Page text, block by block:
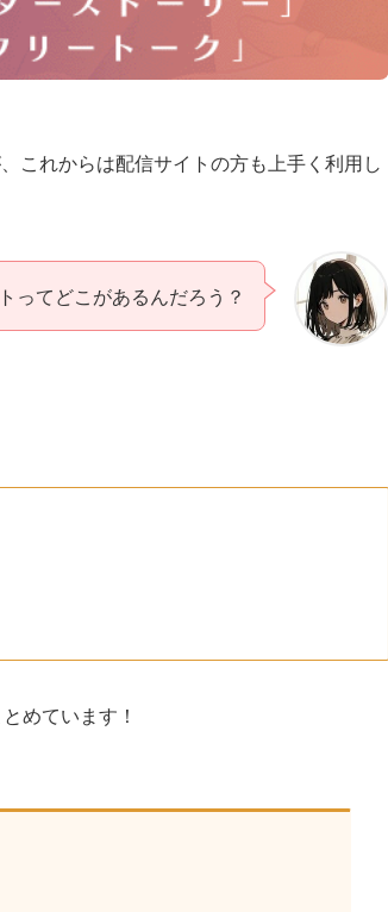
これからは配信サイトの方も上手く利用し
ってどこがあるんだろう？
めています！